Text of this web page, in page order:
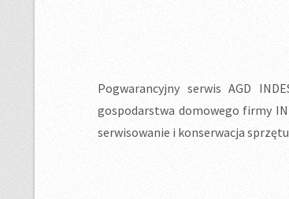
Pogwarancyjny serwis AGD
gospodarstwa domowego firmy
serwisowanie i konserwacja